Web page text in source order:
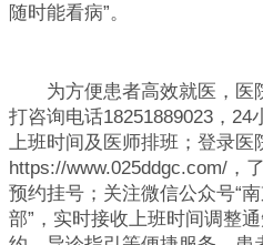
随时能看病”。
为方便患者高效就医，医
打咨询电话18251889023，
上班时间及医师排班；登录医
https://www.025ddgc.com/，
预约挂号；关注微信公众号“
部”，实时接收上班时间调整